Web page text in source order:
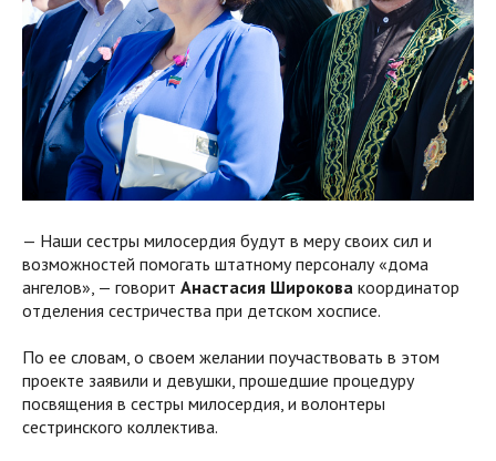
— Наши сестры милосердия будут в меру своих сил и
возможностей помогать штатному персоналу «дома
ангелов», — говорит Анастасия Широкова координатор
отделения сестричества при детском хосписе.
По ее словам, о своем желании поучаствовать в этом
проекте заявили и девушки, прошедшие процедуру
посвящения в сестры милосердия, и волонтеры
сестринского коллектива.